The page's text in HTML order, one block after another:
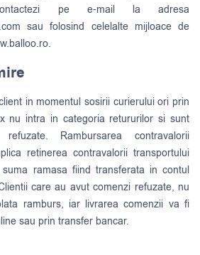
pe e-mail la adresa
sau folosind celelalte mijloace de
in momentul sosirii curierului ori prin
nu intra in categoria retururilor si sunt
Rambursarea contravalorii
retinerea contravalorii transportului
ramasa fiind transferata in contul
care au avut comenzi refuzate, nu
ramburs, iar livrarea comenzii va fi
sau prin transfer bancar.